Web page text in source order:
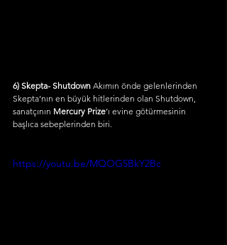
6) Skepta- Shutdown Akımın önde gelenlerinden
Skepta’nın en büyük hitlerinden olan Shutdown,
sanatçının Mercury Prize’ı evine götürmesinin
başlıca sebeplerinden biri.
https://youtu.be/MQOG5BkY2Bc